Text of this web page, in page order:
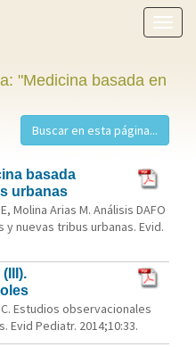
menú
"Medicina basada en
basada
urbanas
Molina Arias M. Análisis DAFO
nuevas tribus urbanas. Evid.
Estudios observacionales
Evid Pediatr. 2014;10:33.